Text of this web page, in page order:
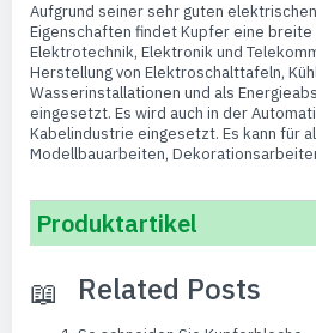
Aufgrund seiner sehr guten
Eigenschaften findet Kupfer eine breite
Elektrotechnik, Elektronik und
Herstellung von Elektroschalttafeln,
Wasserinstallationen und als
eingesetzt. Es wird auch in der
Kabelindustrie eingesetzt. Es kann für
Modellbauarbeiten,
Produktartikel
Related Posts